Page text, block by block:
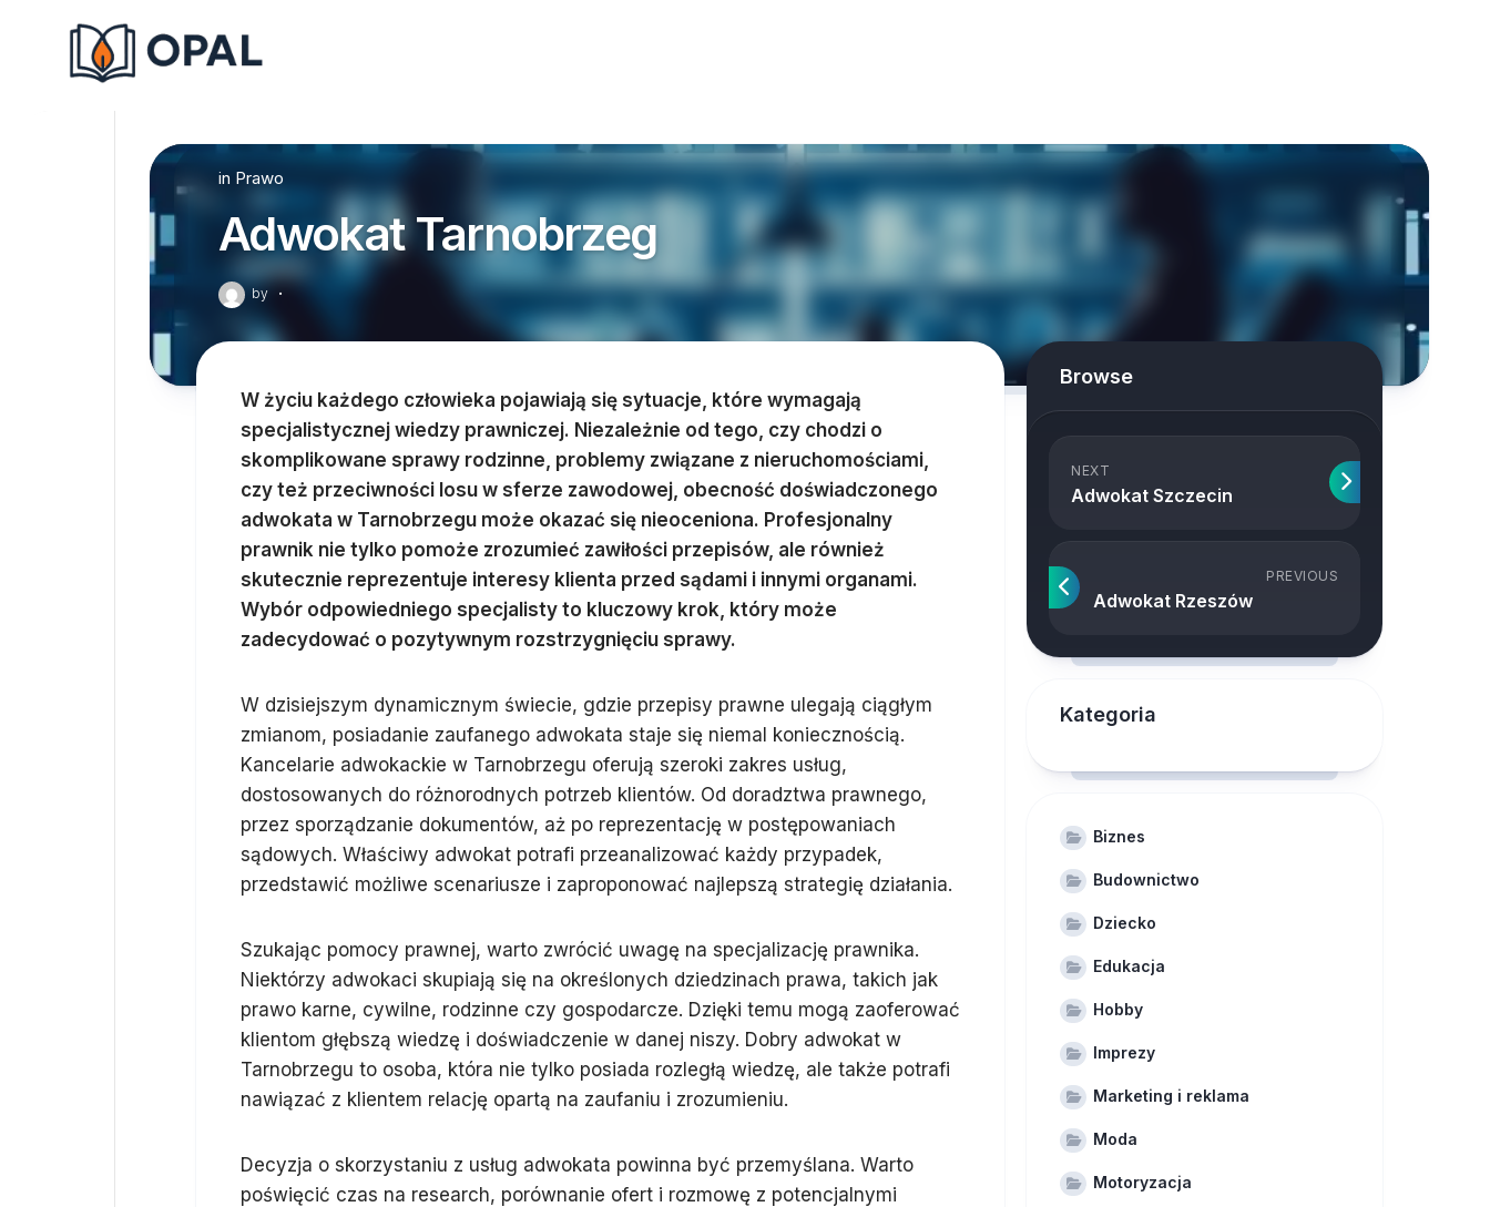
in Prawo
Adwokat Tarnobrzeg
by ·
W życiu każdego człowieka pojawiają się sytuacje, które wymagają
specjalistycznej wiedzy prawniczej. Niezależnie od tego, czy chodzi o
skomplikowane sprawy rodzinne, problemy związane z nieruchomościami,
czy też przeciwności losu w sferze zawodowej, obecność doświadczonego
adwokata w Tarnobrzegu może okazać się nieoceniona. Profesjonalny
prawnik nie tylko pomoże zrozumieć zawiłości przepisów, ale również
skutecznie reprezentuje interesy klienta przed sądami i innymi organami.
Wybór odpowiedniego specjalisty to kluczowy krok, który może
zadecydować o pozytywnym rozstrzygnięciu sprawy.
W dzisiejszym dynamicznym świecie, gdzie przepisy prawne ulegają ciągłym
zmianom, posiadanie zaufanego adwokata staje się niemal koniecznością.
Kancelarie adwokackie w Tarnobrzegu oferują szeroki zakres usług,
dostosowanych do różnorodnych potrzeb klientów. Od doradztwa prawnego,
przez sporządzanie dokumentów, aż po reprezentację w postępowaniach
sądowych. Właściwy adwokat potrafi przeanalizować każdy przypadek,
przedstawić możliwe scenariusze i zaproponować najlepszą strategię działania.
Szukając pomocy prawnej, warto zwrócić uwagę na specjalizację prawnika.
Niektórzy adwokaci skupiają się na określonych dziedzinach prawa, takich jak
prawo karne, cywilne, rodzinne czy gospodarcze. Dzięki temu mogą zaoferować
klientom głębszą wiedzę i doświadczenie w danej niszy. Dobry adwokat w
Tarnobrzegu to osoba, która nie tylko posiada rozległą wiedzę, ale także potrafi
nawiązać z klientem relację opartą na zaufaniu i zrozumieniu.
Decyzja o skorzystaniu z usług adwokata powinna być przemyślana. Warto
poświęcić czas na research, porównanie ofert i rozmowę z potencjalnymi
Browse
NEXT
Adwokat Szczecin
PREVIOUS
Adwokat Rzeszów
Kategoria
Biznes
Budownictwo
Dziecko
Edukacja
Hobby
Imprezy
Marketing i reklama
Moda
Motoryzacja